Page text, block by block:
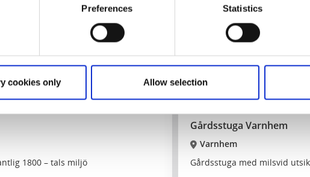
Preferences Statistics
cookies only Allow selection
1800 – tals miljö
Gårdsstuga Varnhem
Varnhem
Gårdsstuga med milsvid